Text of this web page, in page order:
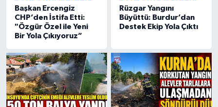
Başkan Ercengiz
CHP’den İstifa Etti:
"Özgür Özel ile Yeni
Bir Yola Çıkıyoruz”
Rüzgar Yangını
Büyüttü: Burdur’dan
Destek Ekip Yola Çıktı